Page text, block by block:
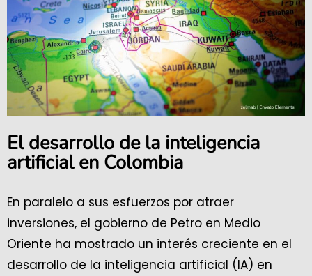
El desarrollo de la inteligencia
artificial en Colombia
En paralelo a sus esfuerzos por atraer
inversiones, el gobierno de Petro en Medio
Oriente ha mostrado un interés creciente en el
desarrollo de la inteligencia artificial (IA) en